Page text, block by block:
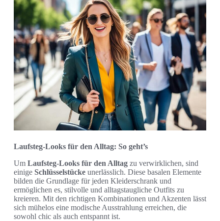
Laufsteg-Looks für den Alltag: So geht’s
Um Laufsteg-Looks für den Alltag zu verwirklichen, sind
einige Schlüsselstücke unerlässlich. Diese basalen Elemente
bilden die Grundlage für jeden Kleiderschrank und
ermöglichen es, stilvolle und alltagstaugliche Outfits zu
kreieren. Mit den richtigen Kombinationen und Akzenten lässt
sich mühelos eine modische Ausstrahlung erreichen, die
sowohl chic als auch entspannt ist.